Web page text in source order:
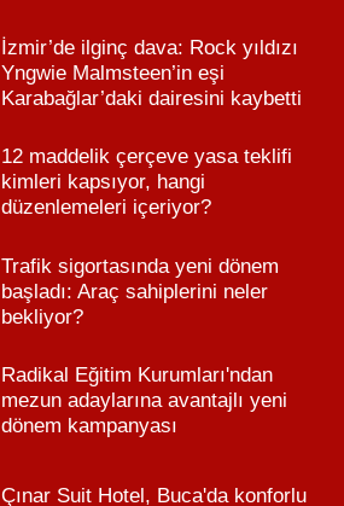
İzmir’de ilginç dava: Rock yıldızı
Yngwie Malmsteen’in eşi
Karabağlar’daki dairesini kaybetti
12 maddelik çerçeve yasa teklifi
kimleri kapsıyor, hangi
düzenlemeleri içeriyor?
Trafik sigortasında yeni dönem
başladı: Araç sahiplerini neler
bekliyor?
Radikal Eğitim Kurumları'ndan
mezun adaylarına avantajlı yeni
dönem kampanyası
Çınar Suit Hotel, Buca'da konforlu